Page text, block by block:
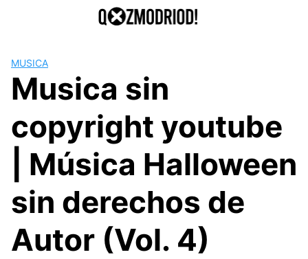
MUSICA
Musica sin
copyright youtube
| Música Halloween
sin derechos de
Autor (Vol. 4)